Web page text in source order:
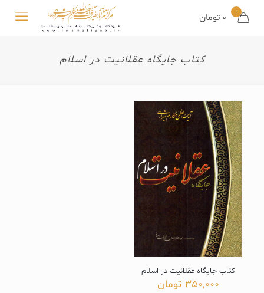
0
0 تومان
کتاب جایگاه عقلانیت در اسلام
کتاب جایگاه عقلانیت در اسلام
350,000 تومان